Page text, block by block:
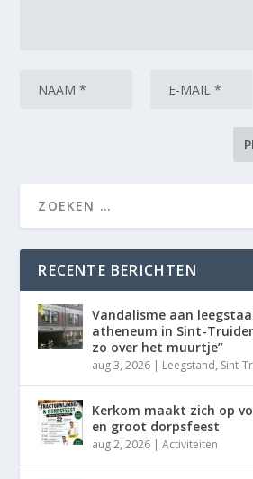
RECENTE BERICHTEN
Vandalisme aan
atheneum in Sint-
zo over het muurtje”
aug 3, 2026 | Leegstand, Sint-
Kerkom maakt zich op
en groot dorpsfeest
aug 2, 2026 |Activiteiten